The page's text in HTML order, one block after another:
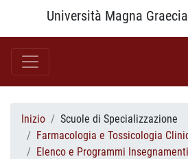
Università Magna
Inizio
Scuole di Specializzazione
Farmacologia e Tossicologia
Elenco e Programmi